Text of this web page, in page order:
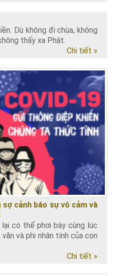
Dù không đi chùa, không
thấy xa Phật.
Chi tiết »
cảnh báo sự vô cảm và
có thể phơi bày cùng lúc
và phi nhân tính của con
Chi tiết »